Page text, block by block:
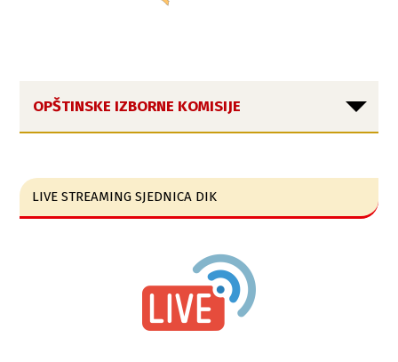
OPŠTINSKE IZBORNE KOMISIJE
LIVE STREAMING SJEDNICA DIK